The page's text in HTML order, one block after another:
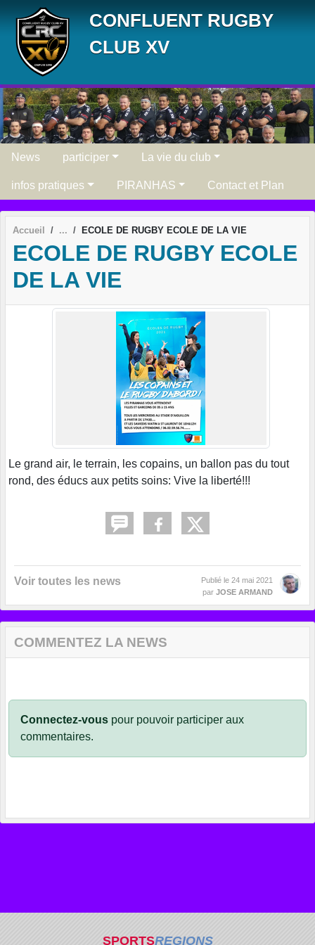
CONFLUENT RUGBY
CLUB XV
News participer La vie du club
infos pratiques PIRANHAS Contact et Plan
Accueil ECOLE DE RUGBY ECOLE DE LA VIE
ECOLE DE RUGBY ECOLE
DE LA VIE
Le grand air, le terrain, les copains, un ballon pas du tout
rond, des éducs aux petits soins: Vive la liberté!!!
Voir toutes les news Publié le 24 mai 2021
par JOSE ARMAND
COMMENTEZ LA NEWS
Connectez-vous pour pouvoir participer aux
commentaires.
SPORTSREGIONS
Panneau de gestion des cookies